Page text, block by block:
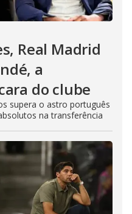
Real Madrid
a
do clube
supera o astro português
na transferência